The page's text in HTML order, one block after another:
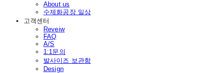
About us
수제화공장 일상
고객센터
Reveiw
FAQ
A/S
1:1문의
발사이즈 보관함
Design